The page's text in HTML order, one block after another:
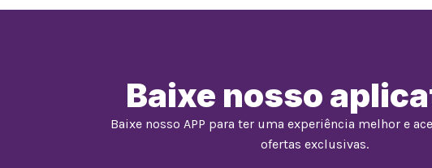
Baixe nosso
Baixe nosso APP para ter uma experiência melhor e
ofertas exclusivas.